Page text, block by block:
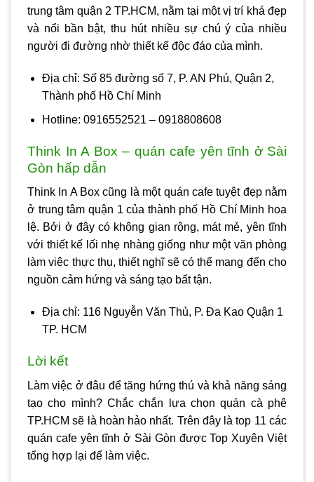
trung tâm quận 2 TP.HCM, nằm tại một vị trí khá đẹp
và nổi bần bật, thu hút nhiều sự chú ý của nhiều
người đi đường nhờ thiết kế độc đáo của mình.
Địa chỉ: Số 85 đường số 7, P. AN Phú, Quận 2,
Thành phố Hồ Chí Minh
Hotline: 0916552521 – 0918808608
Think In A Box – quán cafe yên tĩnh ở Sài
Gòn hấp dẫn
Think In A Box cũng là một quán cafe tuyệt đẹp nằm
ở trung tâm quận 1 của thành phố Hồ Chí Minh hoa
lệ. Bởi ở đây có không gian rộng, mát mẻ, yên tĩnh
với thiết kế lối nhẹ nhàng giống như một văn phòng
làm việc thực thụ, thiết nghĩ sẽ có thể mang đến cho
nguồn cảm hứng và sáng tạo bất tận.
Địa chỉ: 116 Nguyễn Văn Thủ, P. Đa Kao Quận 1
TP. HCM
Lời kết
Làm việc ở đâu để tăng hứng thú và khả năng sáng
tạo cho mình? Chắc chắn lựa chọn quán cà phê
TP.HCM sẽ là hoàn hảo nhất. Trên đây là top 11 các
quán cafe yên tĩnh ở Sài Gòn được Top Xuyên Việt
tổng hợp lại để làm việc.